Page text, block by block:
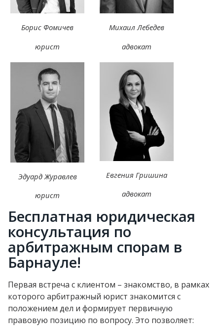
Борис Фомичев
юрист
Михаил Лебедев
адвокат
Эдуард Журавлев
юрист
Евгения Гришина
адвокат
Бесплатная юридическая
консультация по
арбитражным спорам в
Барнауле!
Первая встреча с клиентом – знакомство, в рамках
которого арбитражный юрист знакомится с
положением дел и формирует первичную
правовую позицию по вопросу. Это позволяет: